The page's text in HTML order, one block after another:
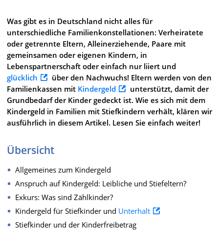
Was gibt es in Deutschland nicht alles für
unterschiedliche Familienkonstellationen: Verheiratete
oder getrennte Eltern, Alleinerziehende, Paare mit
gemeinsamen oder eigenen Kindern, in
Lebenspartnerschaft oder einfach nur liiert und
glücklich
über den Nachwuchs! Eltern werden von den
Familienkassen mit Kindergeld
unterstützt, damit der
Grundbedarf der Kinder gedeckt ist. Wie es sich mit dem
Kindergeld in Familien mit Stiefkindern verhält, klären wir
ausführlich in diesem Artikel. Lesen Sie einfach weiter!
Übersicht
Allgemeines zum Kindergeld
Anspruch auf Kindergeld: Leibliche und Stiefeltern?
Exkurs: Was sind Zählkinder?
Kindergeld für Stiefkinder und Unterhalt
Stiefkinder und der Kinderfreibetrag